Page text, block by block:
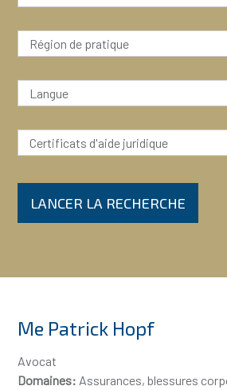
LANCER LA RECHERCHE
Me Patrick Hopf
Avocat
Domaines: Assurances, blessures